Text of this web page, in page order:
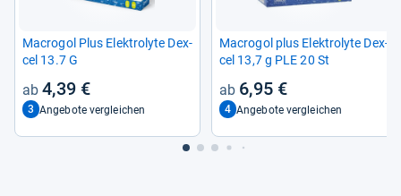
Macro­gol Plus Elek­tro­lyte Dex­
cel 13.7 G
4,39 €
3 Angebote vergleichen
Macro­gol plus Elek­tro­lyte Dex­
cel 13,7 g PLE 20 St
6,95 €
4 Angebote vergleichen